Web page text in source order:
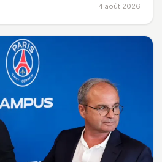
4 août 2026